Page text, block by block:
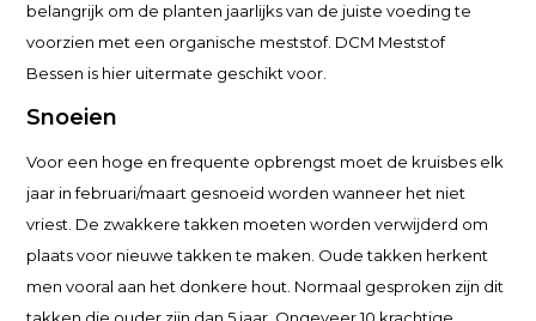
belangrijk om de planten jaarlijks van de juiste voeding te
voorzien met een organische meststof. DCM Meststof
Bessen is hier uitermate geschikt voor.
Snoeien
Voor een hoge en frequente opbrengst moet de kruisbes elk
jaar in februari/maart gesnoeid worden wanneer het niet
vriest. De zwakkere takken moeten worden verwijderd om
plaats voor nieuwe takken te maken. Oude takken herkent
men vooral aan het donkere hout. Normaal gesproken zijn dit